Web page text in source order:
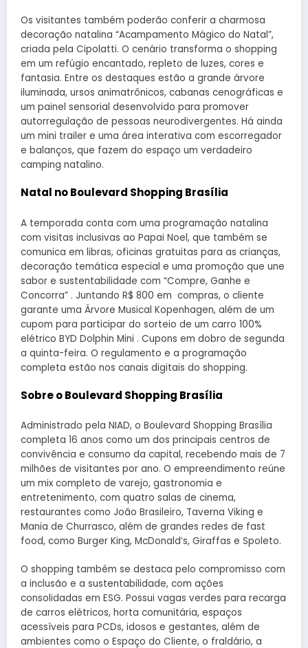
Os visitantes também poderão conferir a charmosa
decoração natalina “Acampamento Mágico do Natal”,
criada pela Cipolatti. O cenário transforma o shopping
em um refúgio encantado, repleto de luzes, cores e
fantasia. Entre os destaques estão a grande árvore
iluminada, ursos animatrônicos, cabanas cenográficas e
um painel sensorial desenvolvido para promover
autorregulação de pessoas neurodivergentes. Há ainda
um mini trailer e uma área interativa com escorregador
e balanços, que fazem do espaço um verdadeiro
camping natalino.
Natal no Boulevard Shopping Brasília
A temporada conta com uma programação natalina
com visitas inclusivas ao Papai Noel, que também se
comunica em libras, oficinas gratuitas para as crianças,
decoração temática especial e uma promoção que une
sabor e sustentabilidade com “Compre, Ganhe e
Concorra” . Juntando R$ 800 em compras, o cliente
garante uma Árvore Musical Kopenhagen, além de um
cupom para participar do sorteio de um carro 100%
elétrico BYD Dolphin Mini . Cupons em dobro de segunda
a quinta-feira. O regulamento e a programação
completa estão nos canais digitais do shopping.
Sobre o Boulevard Shopping Brasília
Administrado pela NIAD, o Boulevard Shopping Brasília
completa 16 anos como um dos principais centros de
convivência e consumo da capital, recebendo mais de 7
milhões de visitantes por ano. O empreendimento reúne
um mix completo de varejo, gastronomia e
entretenimento, com quatro salas de cinema,
restaurantes como João Brasileiro, Taverna Viking e
Mania de Churrasco, além de grandes redes de fast
food, como Burger King, McDonald’s, Giraffas e Spoleto.
O shopping também se destaca pelo compromisso com
a inclusão e a sustentabilidade, com ações
consolidadas em ESG. Possui vagas verdes para recarga
de carros elétricos, horta comunitária, espaços
acessíveis para PCDs, idosos e gestantes, além de
ambientes como o Espaço do Cliente, o fraldário, a